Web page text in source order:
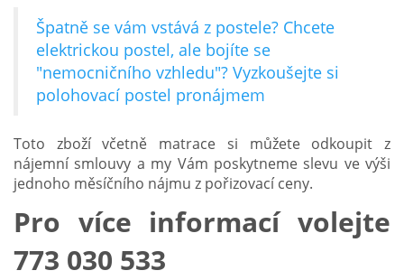
Špatně se vám vstává z postele? Chcete
elektrickou postel, ale bojíte se
"nemocničního vzhledu"? Vyzkoušejte si
polohovací postel pronájmem
Toto zboží včetně matrace si můžete odkoupit z
nájemní smlouvy a my Vám poskytneme slevu ve výši
jednoho měsíčního nájmu z pořizovací ceny.
Pro více informací volejte
773 030 533